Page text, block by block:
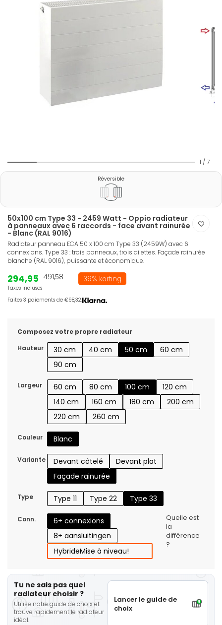
1 / 7
Réversible
50x100 cm Type 33 - 2459 Watt - Oppio radiateur
à panneaux avec 6 raccords - face avant rainurée
- Blanc (RAL 9016)
Radiateur panneau ECA 50 x 100 cm Type 33 (2459W) avec 6
connexions. Type 33 : trois panneaux, trois ailettes. Façade rainurée
blanche (RAL 9016), puissante et économique.
294,95
Taxes incluses
491,58 39% korting
Faites 3 paiements de €98,32.
Composez votre propre radiateur
Hauteur
30 cm 40 cm 50 cm
60 cm
90 cm
Largeur 60 cm 80 cm 100 cm
120 cm
140 cm
160 cm 180 cm
200 cm
220 cm
260 cm
Couleur Blanc
Variante Devant côtelé
Devant plat
Façade rainurée
Type Type 11 Type 22 Type 33
Conn.
6+ connexions
8+ aansluitingen
HybrideMise à niveau!
Quelle est
la
différence
?
Tu ne sais pas quel
radiateur choisir ?
Utilise notre guide de choix et
trouve rapidement le radiateur
idéal.
Lancer le guide de
choix